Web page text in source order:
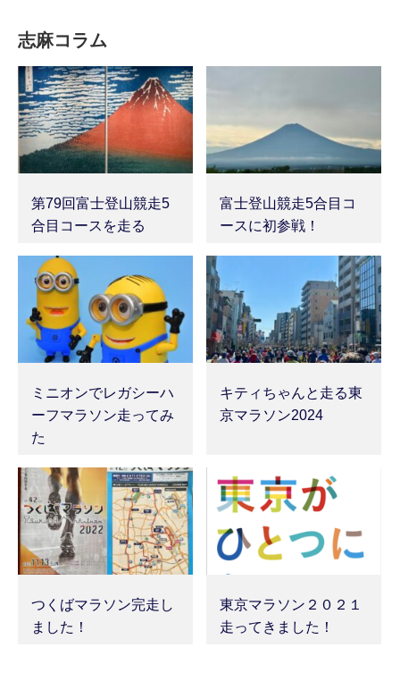
志麻コラム
第79回富士登山競走5
合目コースを走る
富士登山競走5合目コ
ースに初参戦！
ミニオンでレガシーハ
ーフマラソン走ってみ
た
キティちゃんと走る東
京マラソン2024
つくばマラソン完走し
ました！
東京マラソン２０２１
走ってきました！